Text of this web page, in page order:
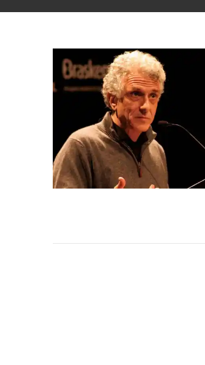
Contardo
Os
Voto
Se queres